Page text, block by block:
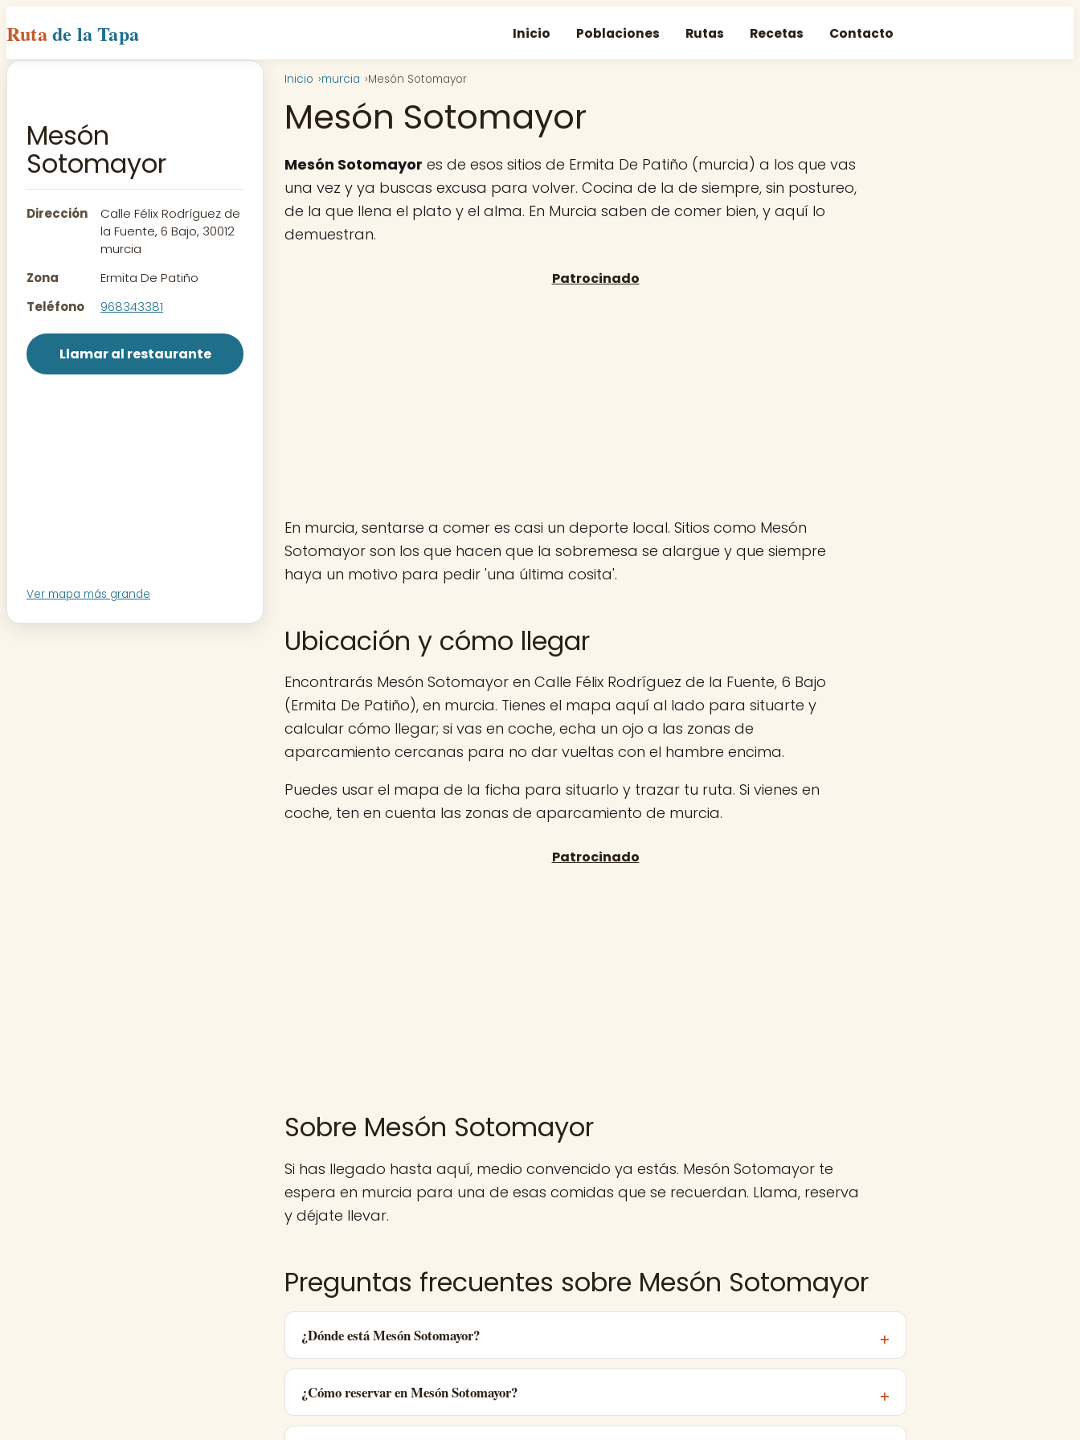
Rutade la Tapa Inicio Poblaciones Rutas Recetas Contacto
Mesón
Sotomayor
Dirección
Calle Félix Rodríguez de
la Fuente, 6 Bajo, 30012
murcia
Zona
Ermita De Patiño
Teléfono
968343381
Llamar al restaurante
Ver mapa más grande
Inicio murcia Mesón Sotomayor
Mesón Sotomayor
Mesón Sotomayor es de esos sitios de Ermita De Patiño (murcia) a los que vas
una vez y ya buscas excusa para volver. Cocina de la de siempre, sin postureo,
de la que llena el plato y el alma. En Murcia saben de comer bien, y aquí lo
demuestran.
En murcia, sentarse a comer es casi un deporte local. Sitios como Mesón
Sotomayor son los que hacen que la sobremesa se alargue y que siempre
haya un motivo para pedir 'una última cosita'.
Ubicación y cómo llegar
Encontrarás Mesón Sotomayor en Calle Félix Rodríguez de la Fuente, 6 Bajo
(Ermita De Patiño), en murcia. Tienes el mapa aquí al lado para situarte y
calcular cómo llegar; si vas en coche, echa un ojo a las zonas de
aparcamiento cercanas para no dar vueltas con el hambre encima.
Puedes usar el mapa de la ficha para situarlo y trazar tu ruta. Si vienes en
coche, ten en cuenta las zonas de aparcamiento de murcia.
Sobre Mesón Sotomayor
Si has llegado hasta aquí, medio convencido ya estás. Mesón Sotomayor te
espera en murcia para una de esas comidas que se recuerdan. Llama, reserva
y déjate llevar.
Preguntas frecuentes sobre Mesón Sotomayor
¿Dónde está Mesón Sotomayor?
¿Cómo reservar en Mesón Sotomayor?